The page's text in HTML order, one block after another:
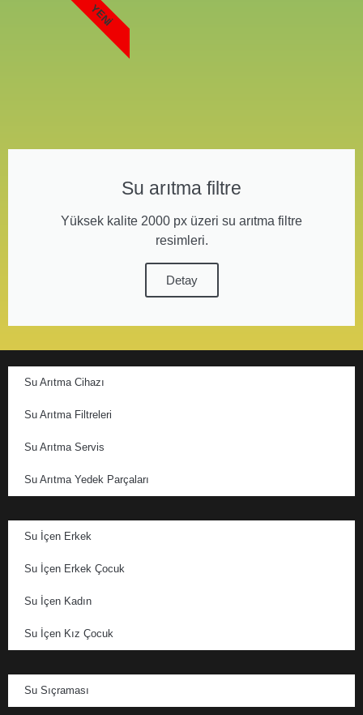
Su arıtma filtre
Yüksek kalite 2000 px üzeri su arıtma filtre
resimleri.
Detay
YENI
Su Arıtma Cihazı
Su Arıtma Filtreleri
Su Arıtma Servis
Su Arıtma Yedek Parçaları
Su İçen Erkek
Su İçen Erkek Çocuk
Su İçen Kadın
Su İçen Kız Çocuk
Su Sıçraması